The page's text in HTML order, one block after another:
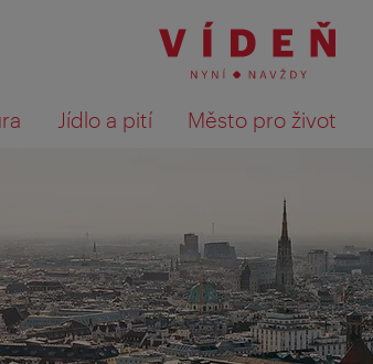
Jídlo a pití Město pro život